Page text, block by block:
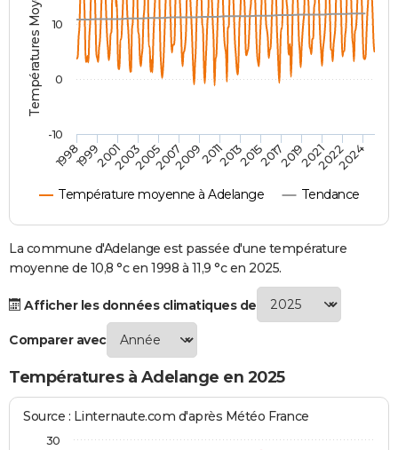
Destinations
City break
Voyage nature
Voyage de noces
Forum
Climat
PHOTO
GUIDES D'ACHAT
BONS PLANS
CARTE DE VOEUX
Carte de Noël
Carte Bonne année
Carte Saint-Valentin
Carte Pâques
Carte d'anniversaire
DICTIONNAIRE
Dictionnaire
Biographies
Citations
Expressions
Proverbes
PROGRAMME TV
S'inscrire
Se connecter
Lycées
Collèges
Primaires
Universités
Entreprises
Service militaire
Avis de recherche
AVIS DE DÉCÈS
FORUM
Bricolage
Lifestyle
Culture
Sport
Auto
Television
Voyage
Cinema
Température moyenne à Adelange Tendance
199819992001200320052007200920112013201520172019202120222024
-10
0
10
La commune d'Adelange est passée d'une température
moyenne de 10,8 °c en 1998 à 11,9 °c en 2025.
Afficher les données climatiques de
Comparer avec
Températures à Adelange en 2025
Source : Linternaute.com d'après Météo France
30